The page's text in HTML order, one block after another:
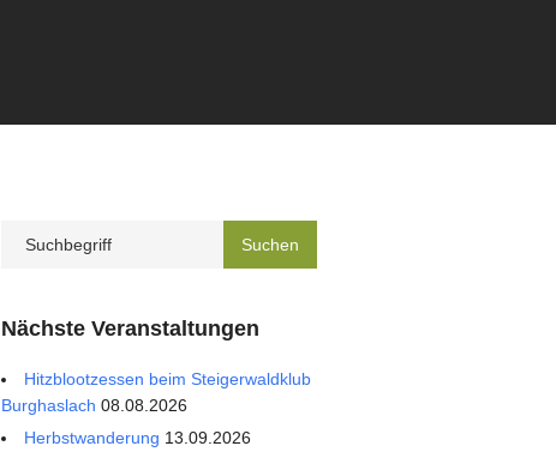
Nächste Veranstaltungen
Hitzblootzessen beim Steigerwaldklub
Burghaslach 08.08.2026
Herbstwanderung 13.09.2026